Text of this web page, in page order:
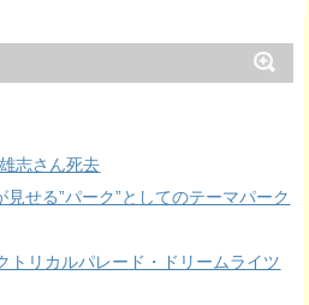
志さん死去
せる”パーク”としてのテーマパーク
トリカルパレード・ドリームライツ